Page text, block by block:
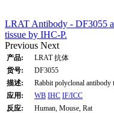
LRAT Antibody - DF3055
tissue by IHC-P.
Previous Next
产品:
LRAT 抗体
货号:
DF3055
描述:
Rabbit polyclonal antibody
应用:
WB IHC IF/ICC
反应:
Human, Mouse, Rat